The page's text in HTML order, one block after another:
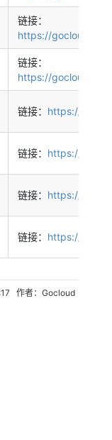
链接：
https://
链接：
https://
链接： https://
链接： https://
链接： https://
链接： https://
作者：Gocloud